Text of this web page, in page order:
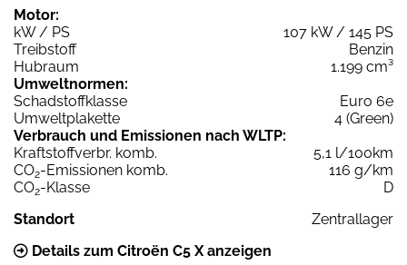
Motor:
kW / PS
107 kW / 145 PS
Treibstoff
Benzin
Hubraum
1.199 cm³
Umweltnormen:
Schadstoffklasse
Euro 6e
Umweltplakette
4 (Green)
Verbrauch und Emissionen nach WLTP:
Kraftstoffverbr. komb.
5,1 l/100km
CO2-Emissionen komb.
116 g/km
CO2-Klasse
D
Standort
Zentrallager
Details zum Citroën C5 X anzeigen